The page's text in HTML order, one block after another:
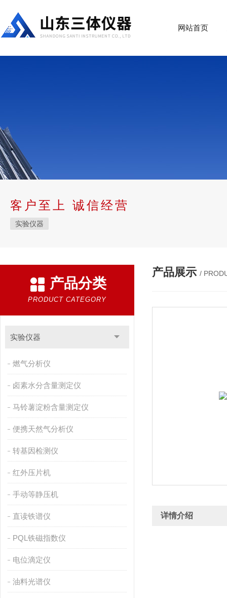
网站首页
客户至上 诚信经营
实验仪器
产品分类
PRODUCT CATEGORY
实验仪器
燃气分析仪
卤素水分含量测定仪
马铃薯淀粉含量测定仪
便携天然气分析仪
转基因检测仪
红外压片机
手动等静压机
直读铁谱仪
PQL铁磁指数仪
电位滴定仪
油料光谱仪
产品展示 /
详情介绍